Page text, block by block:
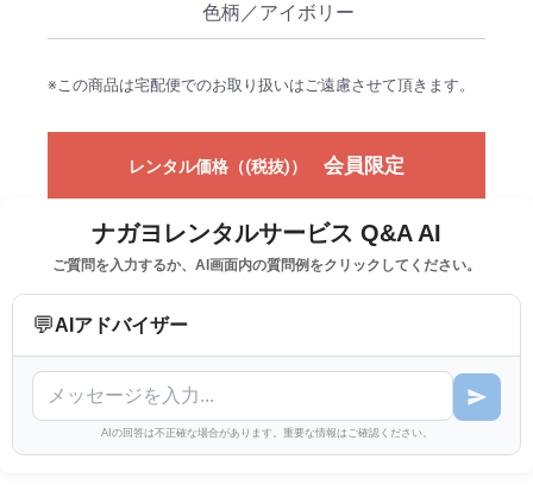
色柄／アイボリー
※この商品は宅配便でのお取り扱いはご遠慮させて頂きます。
レンタル価格（(税抜)） 会員限定
ナガヨレンタルサービス Q&A AI
ご質問を入力するか、AI画面内の質問例をクリックしてください。
💬AIアドバイザー
AIの回答は不正確な場合があります。重要な情報はご確認ください。